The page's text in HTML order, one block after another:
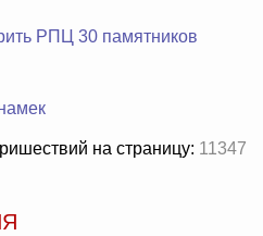
РПЦ 30 памятников
на страницу: 11347